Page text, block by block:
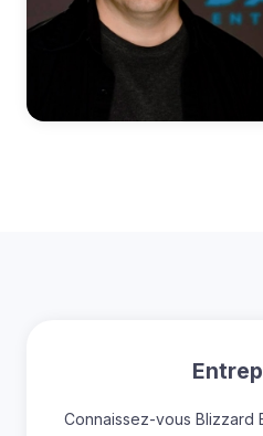
Connaissez-vous Blizzard